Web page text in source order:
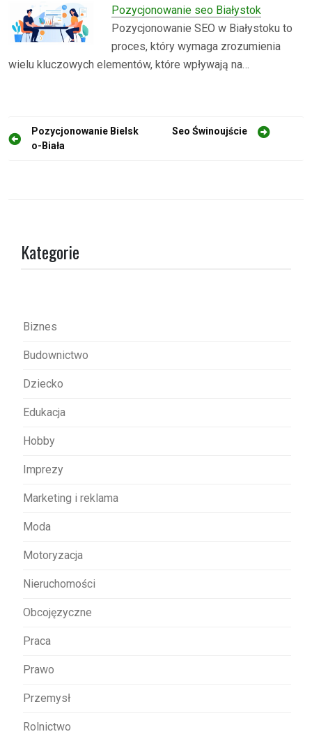
Pozycjonowanie seo Białystok
Pozycjonowanie SEO w Białystoku to
proces, który wymaga zrozumienia
wielu kluczowych elementów, które wpływają na…
N
Pozycjonowanie Bielsk
o-Biała
Seo Świnoujście
Kategorie
Biznes
Budownictwo
Dziecko
Edukacja
Hobby
Imprezy
Marketing i reklama
Moda
Motoryzacja
Nieruchomości
Obcojęzyczne
Praca
Prawo
Przemysł
Rolnictwo